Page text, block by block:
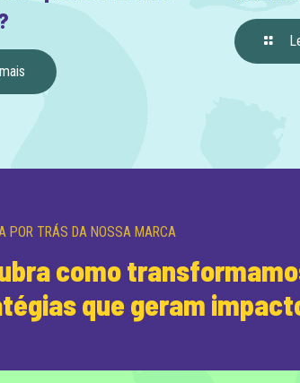
POR TRÁS DA NOSSA MARCA
como
que geram